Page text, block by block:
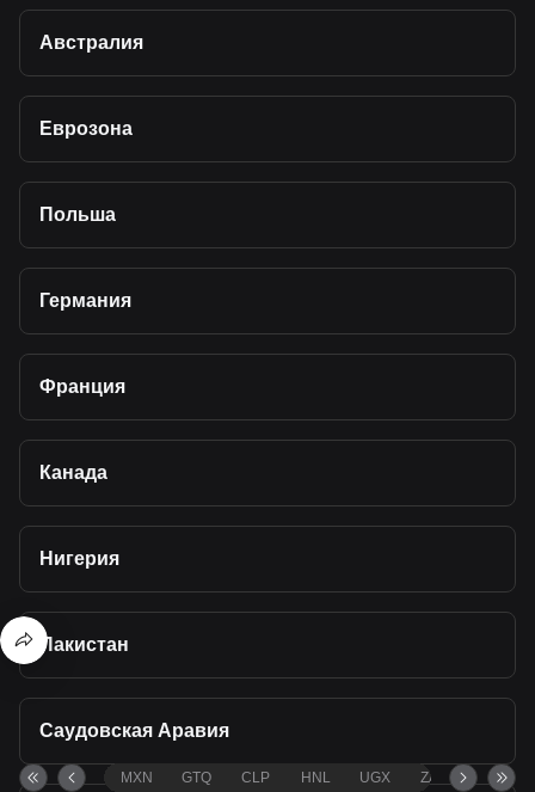
Австралия
Еврозона
Польша
Германия
Франция
Канада
Нигерия
Пакистан
Саудовская Аравия
MXN GTQ CLP HNL UGX ZAR TND